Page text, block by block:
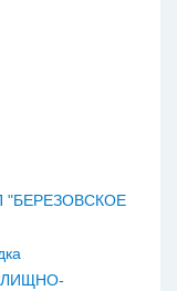
"БЕРЕЗОВСКОЕ